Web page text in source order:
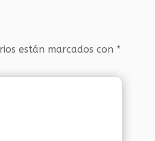
están marcados con *